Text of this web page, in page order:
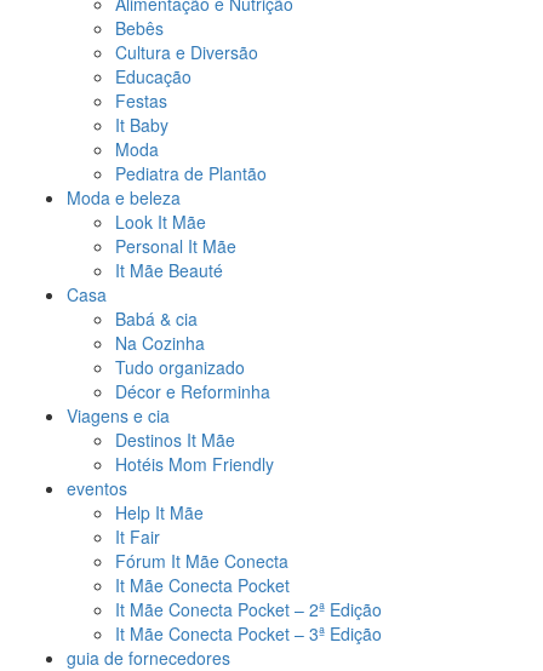
Bebês
Cultura e Diversão
Educação
Festas
It Baby
Moda
Pediatra de Plantão
Moda e beleza
Look It Mãe
Personal It Mãe
It Mãe Beauté
Casa
Babá & cia
Na Cozinha
Tudo organizado
Décor e Reforminha
Viagens e cia
Destinos It Mãe
Hotéis Mom Friendly
eventos
Help It Mãe
It Fair
Fórum It Mãe Conecta
It Mãe Conecta Pocket
It Mãe Conecta Pocket – 2ª Edição
It Mãe Conecta Pocket – 3ª Edição
guia de fornecedores